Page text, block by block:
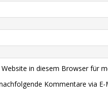
in diesem Browser für
Kommentare via E-